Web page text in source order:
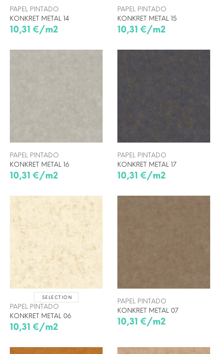
PAPEL PINTADO
KONKRET METAL 14
10,31 €/m2
PAPEL PINTADO
KONKRET METAL 15
10,31 €/m2
PAPEL PINTADO
KONKRET METAL 16
10,31 €/m2
PAPEL PINTADO
KONKRET METAL 17
10,31 €/m2
SELECTION
PAPEL PINTADO
KONKRET METAL 06
10,31 €/m2
PAPEL PINTADO
KONKRET METAL 07
10,31 €/m2